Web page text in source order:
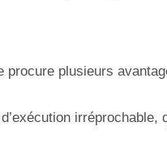
procure plusieurs
irréprochable,